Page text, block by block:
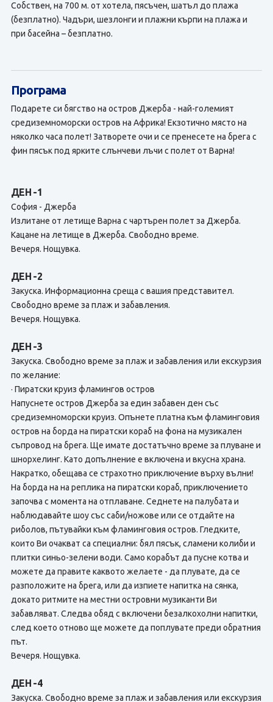
Собствен, на 700 м. от хотела, пясъчен, шатъл до плажа
(безплатно). Чадъри, шезлонги и плажни кърпи на плажа и
при басейна – безплатно.
Програма
Подарете си бягство на остров Джерба - най-големият
средиземноморски остров на Африка! Екзотично място на
няколко часа полет! Затворете очи и се пренесете на брега с
фин пясък под ярките слънчеви лъчи с полет от Варна!
ДЕН -1
София - Джерба
Излитане от летище Варна с чартърен полет за Джерба.
Кацане на летище в Джерба. Свободно време.
Вечеря. Нощувка.
ДЕН -2
Закуска. Информационна среща с вашия представител.
Свободно време за плаж и забавления.
Вечеря. Нощувка.
ДЕН -3
Закуска. Свободно време за плаж и забавления или екскурзия
по желание:
· Пиратски круиз фламингов остров
Напуснете остров Джерба за един забавен ден със
средиземноморски круиз. Опънете платна към фламинговия
остров на борда на пиратски кораб на фона на музикален
съпровод на брега. Ще имате достатъчно време за плуване и
шнорхелинг. Като допълнение е включена и вкусна храна.
Накратко, обещава се страхотно приключение върху вълни!
На борда на на реплика на пиратски кораб, приключението
започва с момента на отплаване. Седнете на палубата и
наблюдавайте шоу със саби/ножове или се отдайте на
риболов, пътувайки към фламинговия остров. Гледките,
които Ви очакват са специални: бял пясък, сламени колиби и
плитки синьо-зелени води. Само корабът да пусне котва и
можете да правите каквото желаете - да плувате, да се
разположите на брега, или да изпиете напитка на сянка,
докато ритмите на местни островни музиканти Ви
забавляват. Следва обяд с включени безалкохолни напитки,
след което отново ще можете да поплувате преди обратния
път.
Вечеря. Нощувка.
ДЕН -4
Закуска. Свободно време за плаж и забавления или екскурзия